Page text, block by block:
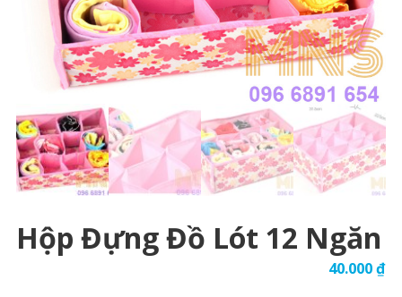
Hộp Đựng Đồ Lót 12 Ngăn
40.000₫